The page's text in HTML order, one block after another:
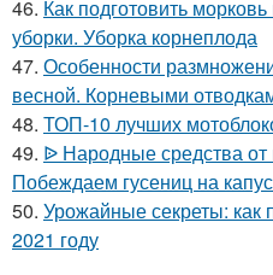
46. Как подготовить
уборки. Уборка корнеплода
47. Особенности
весной. Корневыми
48. ТОП-10 лучших
49. ᐉ Народные средства от
Побеждаем гусениц на
50. Урожайные секреты: как
2021 году